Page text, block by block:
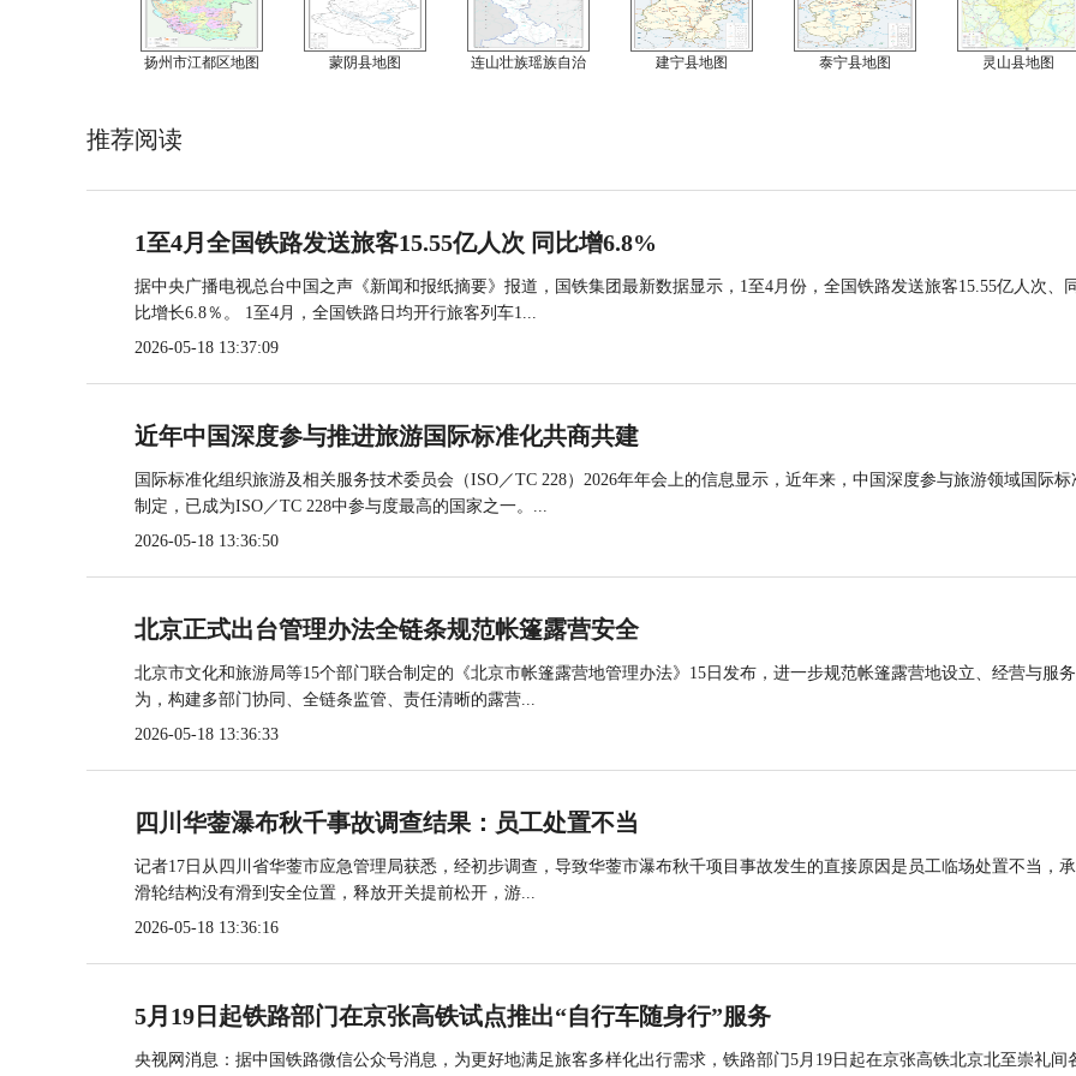
扬州市江都区地图 蒙阴县地图 连山壮族瑶族自治 建宁县地图 泰宁县地图 灵山县地图
推荐阅读
1至4月全国铁路发送旅客15.55亿人次 同比增6.8%
据中央广播电视总台中国之声《新闻和报纸摘要》报道，国铁集团最新数据显示，1至4月份，全国铁路发送旅客15.55亿人次、
比增长6.8％。 1至4月，全国铁路日均开行旅客列车1...
2026-05-18 13:37:09
近年中国深度参与推进旅游国际标准化共商共建
国际标准化组织旅游及相关服务技术委员会（ISO／TC 228）2026年年会上的信息显示，近年来，中国深度参与旅游领域国际标
制定，已成为ISO／TC 228中参与度最高的国家之一。...
2026-05-18 13:36:50
北京正式出台管理办法全链条规范帐篷露营安全
北京市文化和旅游局等15个部门联合制定的《北京市帐篷露营地管理办法》15日发布，进一步规范帐篷露营地设立、经营与服
为，构建多部门协同、全链条监管、责任清晰的露营...
2026-05-18 13:36:33
四川华蓥瀑布秋千事故调查结果：员工处置不当
记者17日从四川省华蓥市应急管理局获悉，经初步调查，导致华蓥市瀑布秋千项目事故发生的直接原因是员工临场处置不当，
滑轮结构没有滑到安全位置，释放开关提前松开，游...
2026-05-18 13:36:16
5月19日起铁路部门在京张高铁试点推出“自行车随身行”服务
央视网消息：据中国铁路微信公众号消息，为更好地满足旅客多样化出行需求，铁路部门5月19日起在京张高铁北京北至崇礼间